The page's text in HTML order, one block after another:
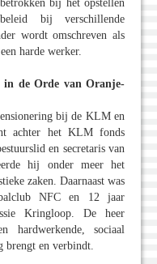
bij het opstellen
bij verschillende
wordt omschreven als
harde werker.
de Orde van Oranje-
bij de KLM en
achter het KLM fonds
en secretaris van
hij onder meer het
zaken. Daarnaast was
NFC en 12 jaar
Kringloop. De heer
hardwerkende, sociaal
brengt en verbindt.